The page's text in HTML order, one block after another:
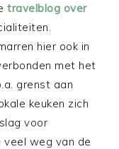
travelblog over
hier ook in
met het
grenst aan
keuken zich
voor
veel weg van de